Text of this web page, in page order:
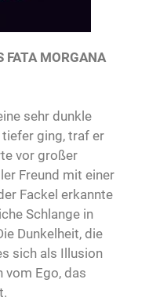
FATA MORGANA
sehr dunkle
ging, traf er
vor großer
Freund mit einer
Fackel erkannte
Schlange in
Dunkelheit, die
sich als Illusion
vom Ego, das